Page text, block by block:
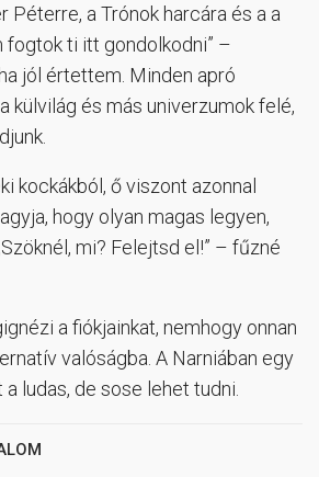
Péterre, a Trónok harcára és a a
fogtok ti itt gondolkodni” –
jól értettem. Minden apró
külvilág és más univerzumok felé,
kockákból, ő viszont azonnal
hogy olyan magas legyen,
mi? Felejtsd el!” – fűzné
a fiókjainkat, nemhogy onnan
valóságba. A Narniában egy
ludas, de sose lehet tudni.